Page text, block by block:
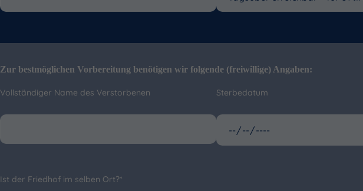
Zur bestmöglichen Vorbereitung benötigen wir folgende (freiwillige) Angaben:
Vollständiger Name des Verstorbenen Sterbedatum
Ist der Friedhof im selben Ort?*